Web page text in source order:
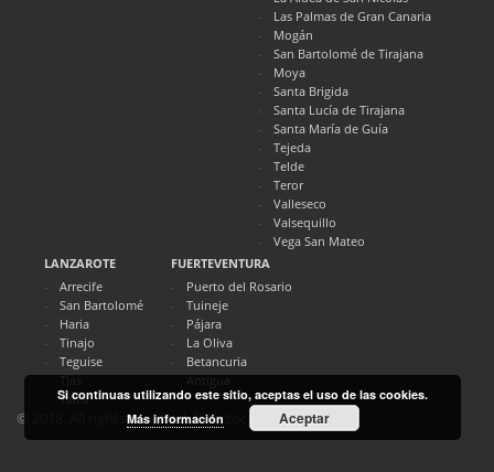
Las Palmas de Gran Canaria
Mogán
San Bartolomé de Tirajana
Moya
Santa Brigida
Santa Lucía de Tirajana
Santa María de Guía
Tejeda
Telde
Teror
Valleseco
Valsequillo
Vega San Mateo
LANZAROTE
Arrecife
San Bartolomé
Haria
Tinajo
Teguise
Tías
Yaiza
FUERTEVENTURA
Puerto del Rosario
Tuineje
Pájara
La Oliva
Betancuria
Antigua
© 2018. All rights reserved. Directocanarias.com
Si continuas utilizando este sitio, aceptas el uso de las cookies.
Más información
Aceptar